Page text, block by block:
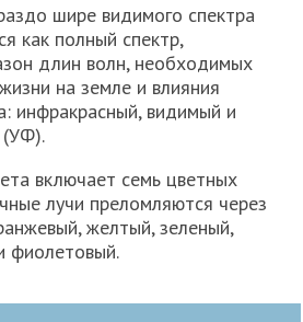
шире видимого спектра
как полный спектр,
длин волн, необходимых
на земле и влияния
инфракрасный, видимый и
(УФ).
включает семь цветных
лучи преломляются через
желтый, зеленый,
фиолетовый.